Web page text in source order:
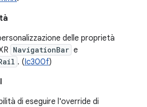
delle proprietà
NavigationBar e
. (Ic300f)
di eseguire l'override di